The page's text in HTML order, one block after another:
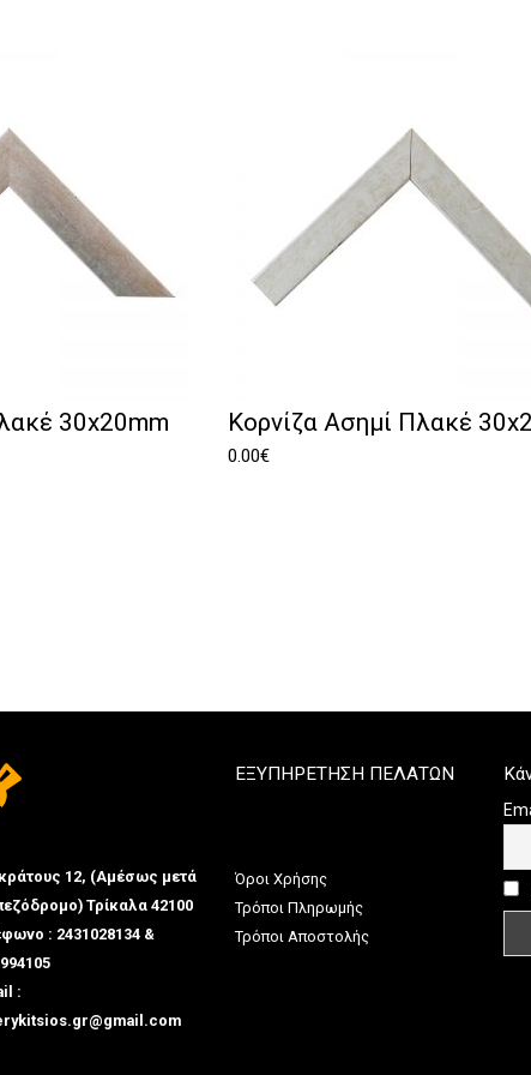
30x20mm Κορνίζα Ασημί Πλακέ
0.00€
12, (Αμέσως μετά
Τρίκαλα 42100
: 2431028134 &
:
ΕΞΥΠΗΡΕΤΗΣΗ ΠΕΛΑΤΩΝ
Όροι Χρήσης
Τρόποι Πληρωμής
Τρόποι Αποστολής